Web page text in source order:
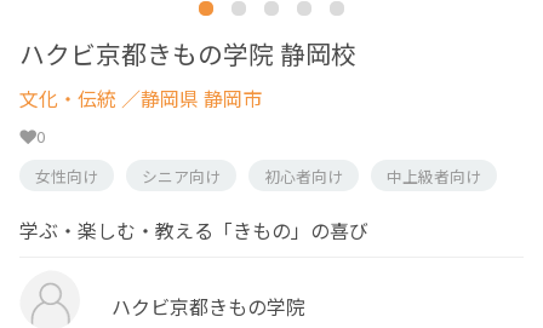
ハクビ京都きもの学院 静岡校
文化・伝統 ／静岡県 静岡市
0
女性向け
シニア向け 初心者向け 中上級者向け
学ぶ・楽しむ・教える「きもの」の喜び
ハクビ京都きもの学院